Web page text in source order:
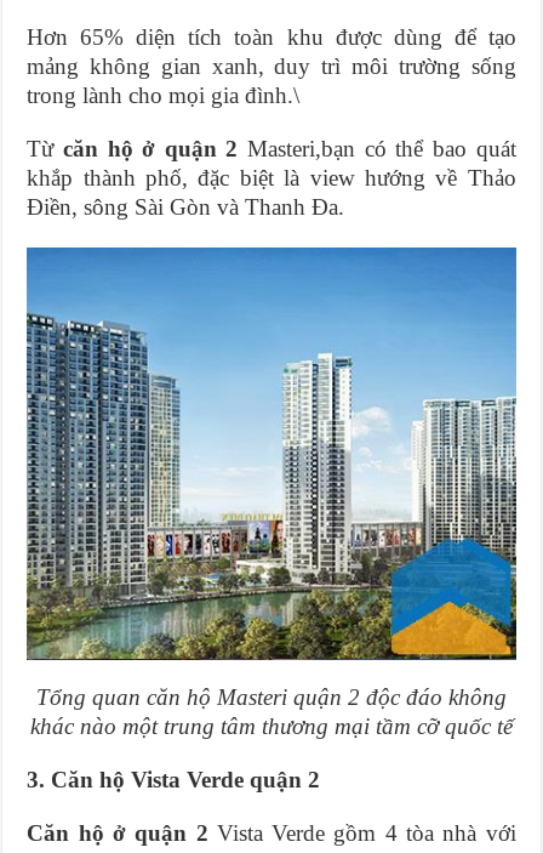
Hơn 65% diện tích toàn khu được dùng để tạo
mảng không gian xanh, duy trì môi trường sống
trong lành cho mọi gia đình.\
Từ căn hộ ở quận 2 Masteri,bạn có thể bao quát
khắp thành phố, đặc biệt là view hướng về Thảo
Điền, sông Sài Gòn và Thanh Đa.
Tổng quan căn hộ Masteri quận 2 độc đáo không
khác nào một trung tâm thương mại tầm cỡ quốc tế
3. Căn hộ Vista Verde quận 2
Căn hộ ở quận 2 Vista Verde gồm 4 tòa nhà với